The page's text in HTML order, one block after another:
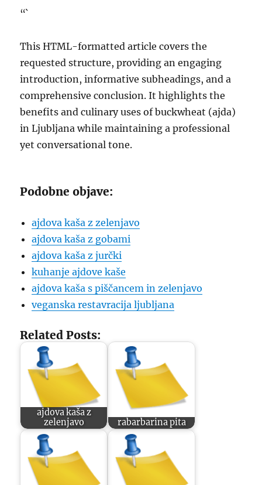
“`
This HTML-formatted article covers the
requested structure, providing an engaging
introduction, informative subheadings, and a
comprehensive conclusion. It highlights the
benefits and culinary uses of buckwheat (ajda)
in Ljubljana while maintaining a professional
yet conversational tone.
Podobne objave:
ajdova kaša z zelenjavo
ajdova kaša z gobami
ajdova kaša z jurčki
kuhanje ajdove kaše
ajdova kaša s piščancem in zelenjavo
veganska restavracija ljubljana
Related Posts:
ajdova kaša z
zelenjavo
rabarbarina pita